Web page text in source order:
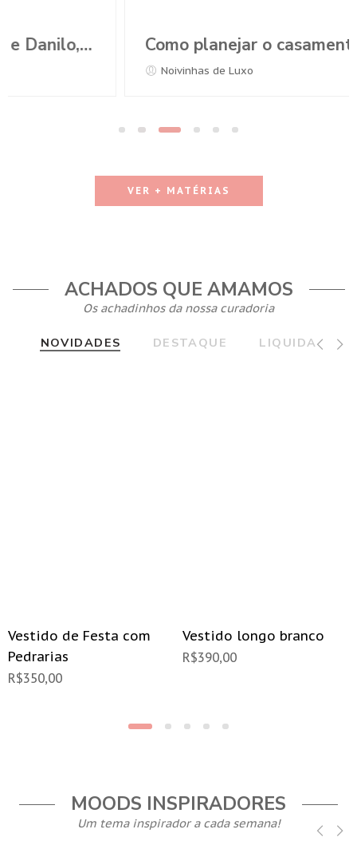
Como planejar o casamento durante a Pandemia?
VER + MATÉRIAS
ACHADOS QUE AMAMOS
Os achadinhos da nossa curadoria
NOVIDADES DESTAQUE LIQUIDA
Vestido de Festa com
Pedrarias
R$350,00
Vestido longo branco
R$390,00
MOODS INSPIRADORES
Um tema inspirador a cada semana!